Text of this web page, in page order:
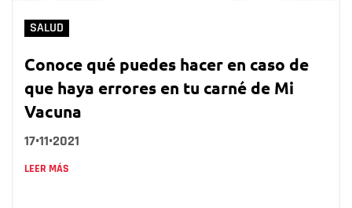
SALUD
Conoce qué puedes hacer en caso de
que haya errores en tu carné de Mi
Vacuna
17•11•2021
LEER MÁS